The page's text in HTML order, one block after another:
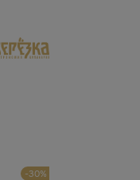
-30%